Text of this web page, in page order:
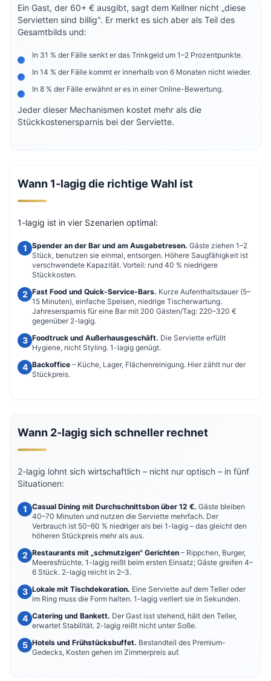
Ein Gast, der 60+ € ausgibt, sagt dem Kellner nicht „diese
Servietten sind billig". Er merkt es sich aber als Teil des
Gesamtbilds und:
In 31 % der Fälle senkt er das Trinkgeld um 1–2 Prozentpunkte.
In 14 % der Fälle kommt er innerhalb von 6 Monaten nicht wieder.
In 8 % der Fälle erwähnt er es in einer Online-Bewertung.
Jeder dieser Mechanismen kostet mehr als die
Stückkostenersparnis bei der Serviette.
Wann 1-lagig die richtige Wahl ist
1-lagig ist in vier Szenarien optimal:
Spender an der Bar und am Ausgabetresen. Gäste ziehen 1–2
Stück, benutzen sie einmal, entsorgen. Höhere Saugfähigkeit ist
verschwendete Kapazität. Vorteil: rund 40 % niedrigere
Stückkosten.
Fast Food und Quick-Service-Bars. Kurze Aufenthaltsdauer (5–
15 Minuten), einfache Speisen, niedrige Tischerwartung.
Jahresersparnis für eine Bar mit 200 Gästen/Tag: 220–320 €
gegenüber 2-lagig.
Foodtruck und Außerhausgeschäft. Die Serviette erfüllt
Hygiene, nicht Styling. 1-lagig genügt.
Backoffice – Küche, Lager, Flächenreinigung. Hier zählt nur der
Stückpreis.
Wann 2-lagig sich schneller rechnet
2-lagig lohnt sich wirtschaftlich – nicht nur optisch – in fünf
Situationen:
Casual Dining mit Durchschnittsbon über 12 €. Gäste bleiben
40–70 Minuten und nutzen die Serviette mehrfach. Der
Verbrauch ist 50–60 % niedriger als bei 1-lagig – das gleicht den
höheren Stückpreis mehr als aus.
Restaurants mit „schmutzigen" Gerichten – Rippchen, Burger,
Meeresfrüchte. 1-lagig reißt beim ersten Einsatz; Gäste greifen 4–
6 Stück. 2-lagig reicht in 2–3.
Lokale mit Tischdekoration. Eine Serviette auf dem Teller oder
im Ring muss die Form halten. 1-lagig verliert sie in Sekunden.
Catering und Bankett. Der Gast isst stehend, hält den Teller,
erwartet Stabilität. 2-lagig reißt nicht unter Soße.
Hotels und Frühstücksbuffet. Bestandteil des Premium-
Gedecks, Kosten gehen im Zimmerpreis auf.